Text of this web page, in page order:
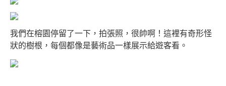
我們在榕園停留了一下，拍張照，很帥啊！這裡有奇形怪
狀的樹根，每個都像是藝術品一樣展示給遊客看。